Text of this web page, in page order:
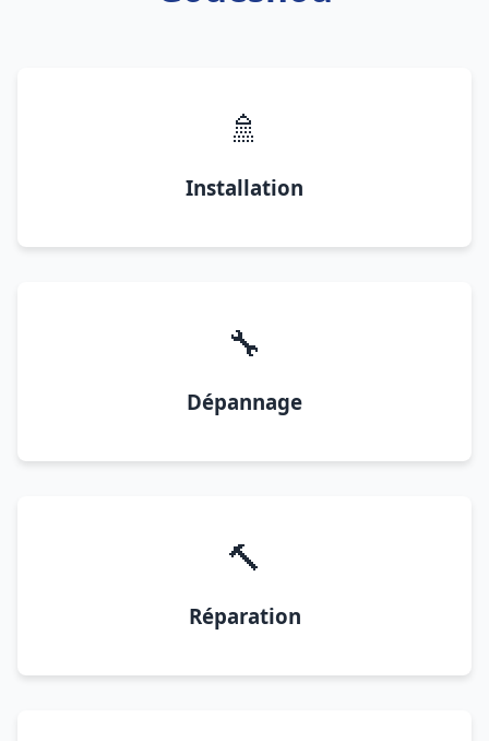
🚿
Installation
🔧
Dépannage
🔨
Réparation